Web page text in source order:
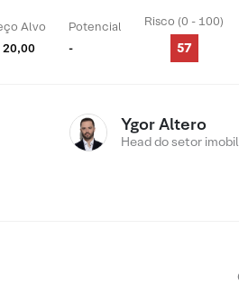
Alvo
20,00
Potencial
-
Risco (0 - 100)
57
Ygor Altero
Head do setor